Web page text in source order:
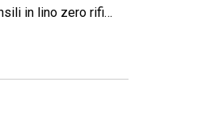
Involucro per utensili in lino zero rifiuti, portaposate riutilizzabile blu navy per il viaggio, custodia con coulisse per picnic